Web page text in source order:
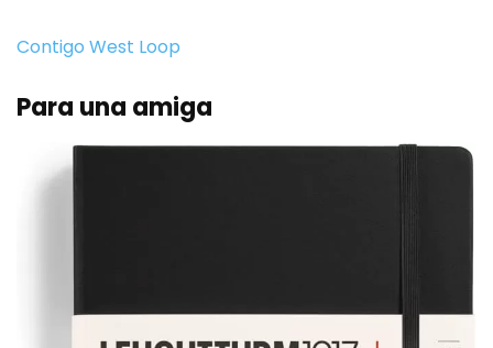
Contigo West Loop
Para una amiga